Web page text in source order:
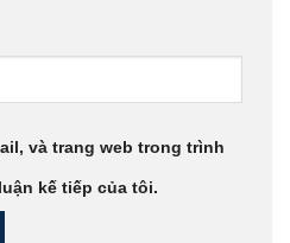
và trang web trong trình
kế tiếp của tôi.